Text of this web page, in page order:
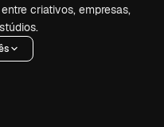
criativos, empresas,